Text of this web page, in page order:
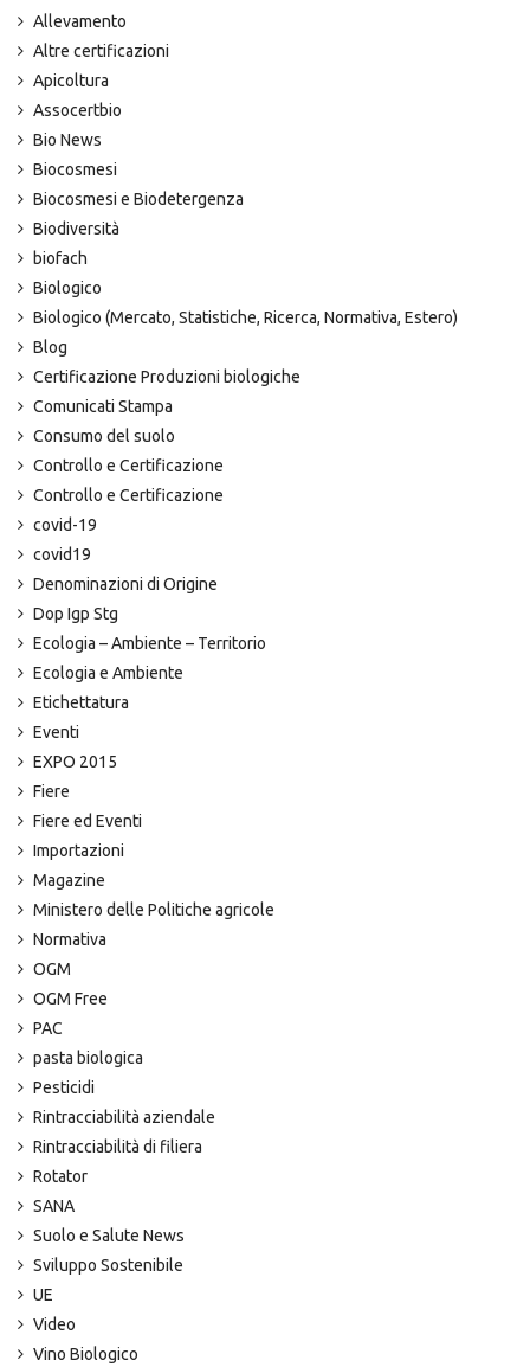
Allevamento
Altre certificazioni
Apicoltura
Assocertbio
Bio News
Biocosmesi
Biocosmesi e Biodetergenza
Biodiversità
biofach
Biologico
Biologico (Mercato, Statistiche, Ricerca, Normativa, Estero)
Blog
Certificazione Produzioni biologiche
Comunicati Stampa
Consumo del suolo
Controllo e Certificazione
Controllo e Certificazione
covid-19
covid19
Denominazioni di Origine
Dop Igp Stg
Ecologia – Ambiente – Territorio
Ecologia e Ambiente
Etichettatura
Eventi
EXPO 2015
Fiere
Fiere ed Eventi
Importazioni
Magazine
Ministero delle Politiche agricole
Normativa
OGM
OGM Free
PAC
pasta biologica
Pesticidi
Rintracciabilità aziendale
Rintracciabilità di filiera
Rotator
SANA
Suolo e Salute News
Sviluppo Sostenibile
UE
Video
Vino Biologico